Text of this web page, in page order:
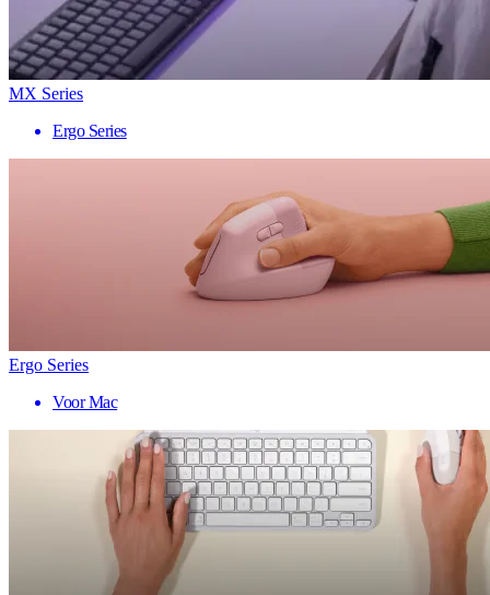
MX Series
Ergo Series
Ergo Series
Voor Mac